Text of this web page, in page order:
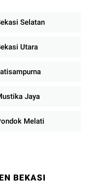
Selatan
Utara
Jaya
Melati
BEKASI